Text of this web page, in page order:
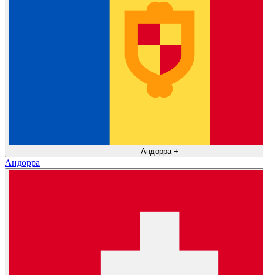
Андорра +
Андорра